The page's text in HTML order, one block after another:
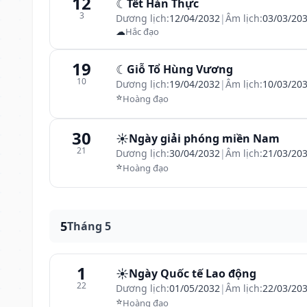
3
☾ Tết Hàn Thực
Dương lịch:12/04/2032|Âm lịch:03/03/
☁Hắc đạo
19
10
☾ Giỗ Tổ Hùng Vương
Dương lịch:19/04/2032|Âm lịch:10/03/
⭐Hoàng đạo
30
21
☀️Ngày giải phóng miền Nam
Dương lịch:30/04/2032|Âm lịch:21/03/
⭐Hoàng đạo
5Tháng 5
1
22
☀️Ngày Quốc tế Lao động
Dương lịch:01/05/2032|Âm lịch:22/03/
⭐Hoàng đạo